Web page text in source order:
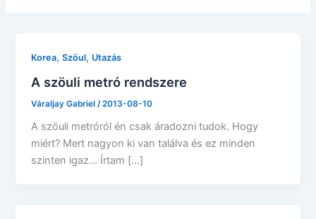
Korea,Szöul, Utazás
A szöuli metró rendszere
Váraljay Gabriel /2013-08-10
A szöuli metróról én csak áradozni tudok. Hogy
miért? Mert nagyon ki van találva és ez minden
szinten igaz… Írtam […]